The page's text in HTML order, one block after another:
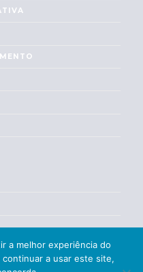
a melhor experiência do
a usar este site,